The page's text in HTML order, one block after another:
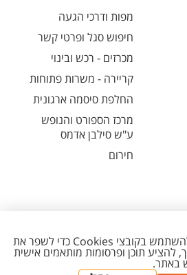
מפות ודרכי הגעה
חיפוש סגל ופרטי קשר
מכרזים - רכש ובינוי
קריירה - משרות פתוחות
החלפת סיסמה ארגונית
מרכז הספורט והנופש
ע"ש סילבן אדמס
חירום